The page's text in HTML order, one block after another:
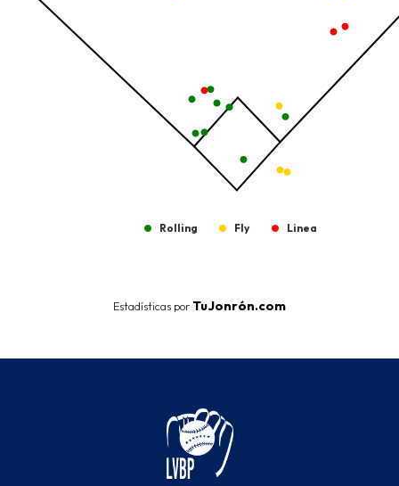
Rolling Fly Linea
Estadísticas por TuJonrón.com